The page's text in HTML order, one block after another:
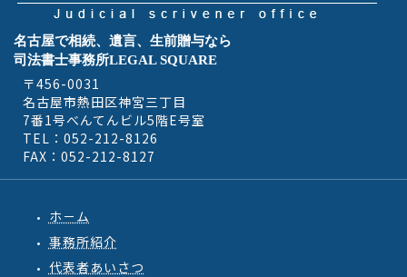
名古屋で相続、遺言、生前贈与なら
司法書士事務所LEGAL SQUARE
〒456-0031
名古屋市熱田区神宮三丁目
7番1号べんてんビル5階E号室
TEL：052-212-8126
FAX：052-212-8127
ホ－ム
事務所紹介
代表者あいさつ